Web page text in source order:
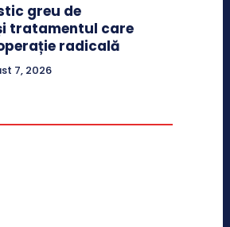
greu de
tratamentul care
radicală
7, 2026